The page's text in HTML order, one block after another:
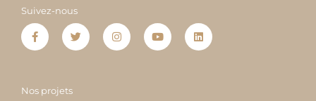
Suivez-nous
F
a
c
o
k
T
w
i
I
n
s
Y
o
u
L
i
n
Nos projets